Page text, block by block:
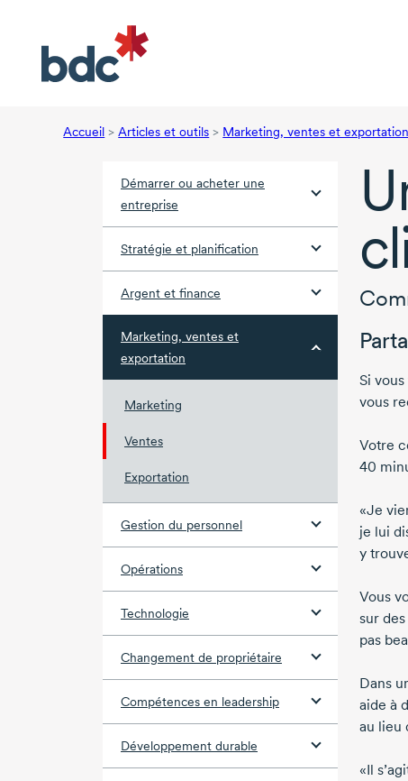
Accueil > Articles et outils > Marketing, ventes et exportation
Démarrer ou acheter une
entreprise
Stratégie et planification
Argent et finance
Marketing, ventes et
exportation
Marketing
Ventes
Exportation
Gestion du personnel
Opérations
Technologie
Changement de propriétaire
Compétences en leadership
Développement durable
Si
vous
Votre
40
«Je
je lui
y
Vous
sur
pas
Dans
aide à
au lieu
«Il